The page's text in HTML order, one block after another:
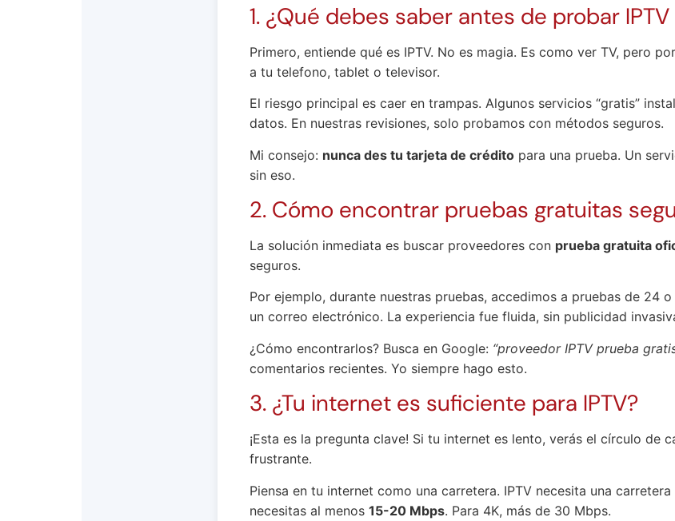
1. ¿Qué debes saber antes de probar
Primero, entiende qué es IPTV. No es magia. Es como ver TV, pero
a tu telefono, tablet o televisor.
El riesgo principal es caer en trampas. Algunos servicios “gratis”
datos. En nuestras revisiones, solo probamos con métodos seguros.
Mi consejo: nunca des tu tarjeta de crédito para una prueba. Un
sin eso.
2. Cómo encontrar pruebas gratuitas
La solución inmediata es buscar proveedores con prueba gratuita
seguros.
Por ejemplo, durante nuestras pruebas, accedimos a pruebas de 24
un correo electrónico. La experiencia fue fluida, sin publicidad
¿Cómo encontrarlos? Busca en Google: “proveedor IPTV prueba
comentarios recientes. Yo siempre hago esto.
3. ¿Tu internet es suficiente para IPTV?
¡Esta es la pregunta clave! Si tu internet es lento, verás el círculo de
frustrante.
Piensa en tu internet como una carretera. IPTV necesita una carretera
necesitas al menos 15-20 Mbps. Para 4K, más de 30 Mbps.